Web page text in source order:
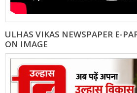
ULHAS VIKAS NEWSPAPER E-
ON IMAGE